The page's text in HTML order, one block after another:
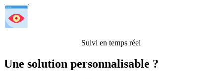
Suivi en temps réel
Une solution personnalisable ?